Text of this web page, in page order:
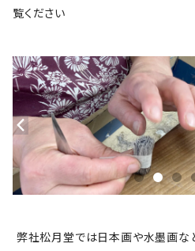
覧ください
弊社松月堂では日本画や水墨画な